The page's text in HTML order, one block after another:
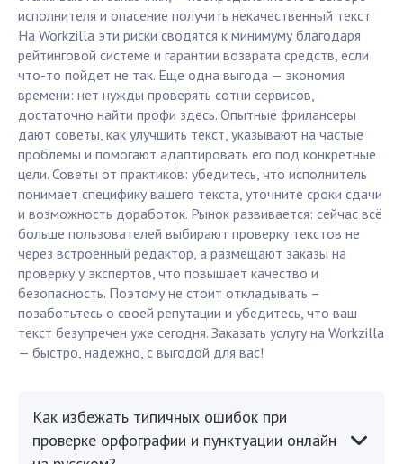
исполнителя и опасение получить некачественный текст.
На Workzilla эти риски сводятся к минимуму благодаря
рейтинговой системе и гарантии возврата средств, если
что-то пойдет не так. Еще одна выгода — экономия
времени: нет нужды проверять сотни сервисов,
достаточно найти профи здесь. Опытные фрилансеры
дают советы, как улучшить текст, указывают на частые
проблемы и помогают адаптировать его под конкретные
цели. Советы от практиков: убедитесь, что исполнитель
понимает специфику вашего текста, уточните сроки сдачи
и возможность доработок. Рынок развивается: сейчас всё
больше пользователей выбирают проверку текстов не
через встроенный редактор, а размещают заказы на
проверку у экспертов, что повышает качество и
безопасность. Поэтому не стоит откладывать –
позаботьтесь о своей репутации и убедитесь, что ваш
текст безупречен уже сегодня. Заказать услугу на Workzilla
— быстро, надежно, с выгодой для вас!
Как избежать типичных ошибок при
проверке орфографии и пунктуации онлайн